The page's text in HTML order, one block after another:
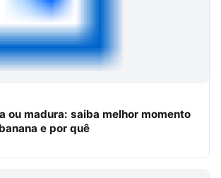
ou madura: saiba melhor momento
e por quê